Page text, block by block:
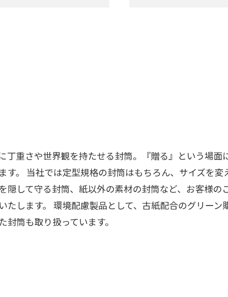
丁重さや世界観を持たせる封筒。『贈る』という場面
す。 当社では定型規格の封筒はもちろん、サイズを
隠して守る封筒、紙以外の素材の封筒など、お客様の
たします。 環境配慮製品として、古紙配合のグリーン
筒も取り扱っています。